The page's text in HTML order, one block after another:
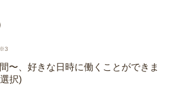
※3
〜、好きな日時に働くことができま
択)